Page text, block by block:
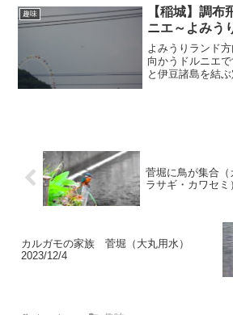
趣味
【稲城】調布
ニエ～よみう
よみうりランド
向かうドルニエ
と伊豆諸島を結
菅堀に鳥が集合
ラサギ・カワセミ
カルガモの家族 菅堀（大丸用水）
2023/12/4